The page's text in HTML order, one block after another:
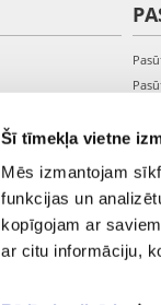
Šī tīmekļa vietne
Mēs izmantojam
funkcijas un
kopīgojam ar
ar citu informāciju,